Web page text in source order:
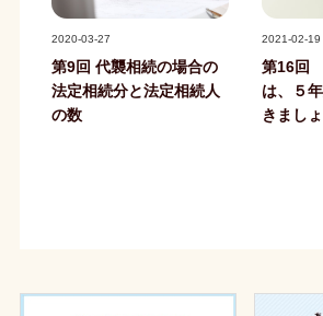
2020-03-27
第9回 代襲相続の場合の
法定相続分と法定相続人
の数
2021-02-19
第16回
は、５
きましょ